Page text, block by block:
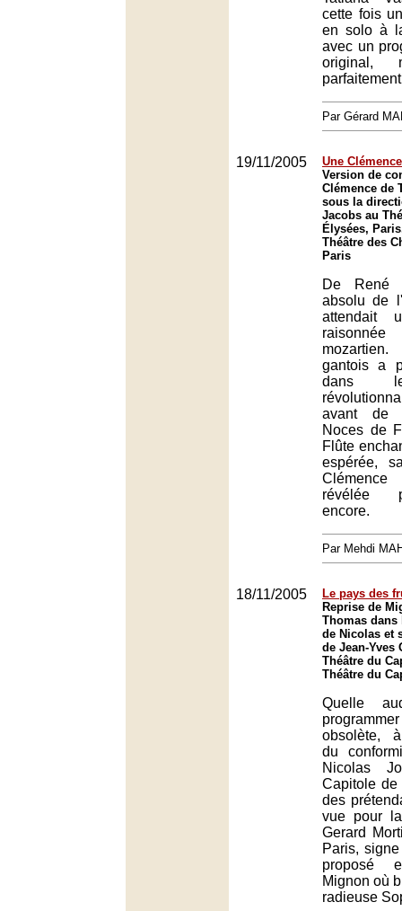
cette fois
en solo à
avec un
original,
Par Gérard
19/11/2005
Une
Version de
Clémence de
sous la
Jacobs au
Élysées,
Théâtre des
Paris
De René
absolu de
attendait
gantois a
dans
avant de
Noces de
Flûte
espérée,
révélée
encore.
Par Mehdi
18/11/2005
Le pays des
Reprise de
Thomas dans
de Nicolas et
de Jean-Yves
Théâtre du
Théâtre du
Quelle
obsolète,
du
Nicolas
Capitole de
des
vue pour
Gerard
Paris,
proposé
Mignon où
radieuse